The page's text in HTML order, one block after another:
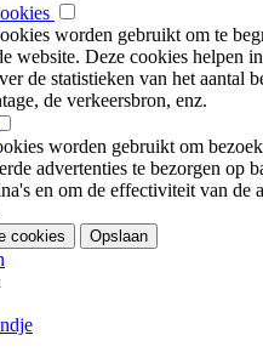
worden gebruikt om te
website. Deze cookies helpen
de statistieken van het aantal
de verkeersbron, enz.
worden gebruikt om
advertenties te bezorgen op
en om de effectiviteit van de
cookies Opslaan